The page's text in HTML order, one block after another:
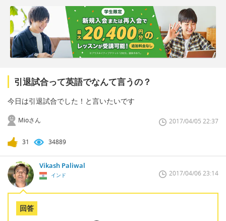
引退試合って英語でなんて言うの？
今日は引退試合でした！と言いたいです
Mioさん 2017/04/05 22:37
31 34889
Vikash Paliwal
インド 2017/04/06 23:14
回答